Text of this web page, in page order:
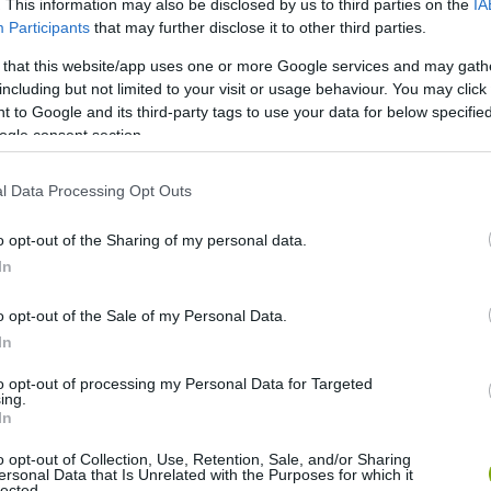
This information may also be disclosed by us to third parties on the
Participants that may further disclose it to other third parties.
that this website/app uses one or more Google services and may
but not limited to your visit or usage behaviour. You may
to Google and its third-party tags to use your data for below
consent section.
Data Processing Opt Outs
opt-out of the Sharing of my personal data.
opt-out of the Sale of my Personal Data.
opt-out of processing my Personal Data for Targeted
opt-out of Collection, Use, Retention, Sale, and/or Sharing
Data that Is Unrelated with the Purposes for which it
i. sz. 4. század között élte
az arab kereskedők a
lettek.
vallása, a hamvasztást a temetkezés vette át és
csökkent a kereslet az illatos áruk iránt. Az
mentén lévő városok közül több elnéptelenedett.
indult, elsősorban a
a legeltetés és a